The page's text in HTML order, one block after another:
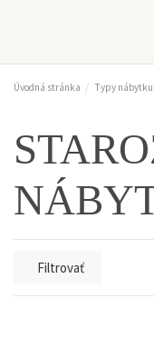
Úvodná stránka Typy nábytku
Filtrovať